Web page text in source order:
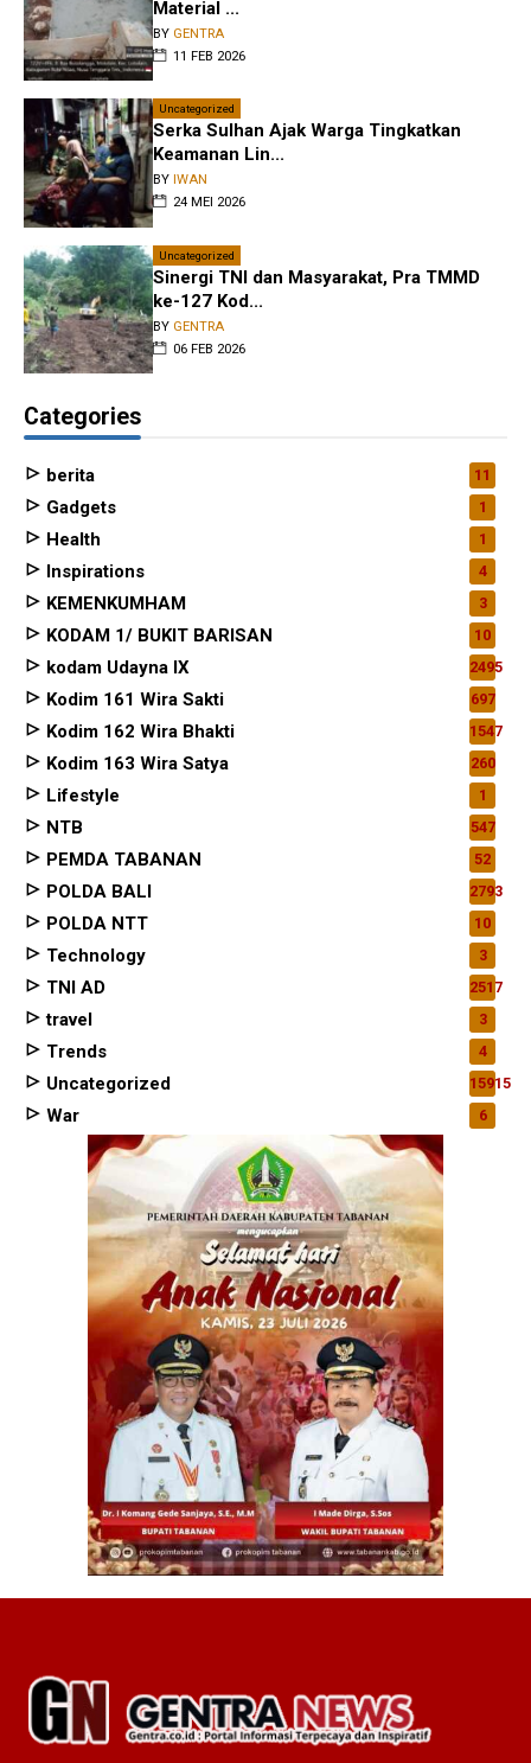
Material ...
BY GENTRA
11 FEB 2026
Uncategorized
Serka Sulhan Ajak Warga Tingkatkan
Keamanan Lin...
BY IWAN
24 MEI 2026
Uncategorized
Sinergi TNI dan Masyarakat, Pra TMMD
ke-127 Kod...
BY GENTRA
06 FEB 2026
Categories
berita 11
Gadgets 1
Health 1
Inspirations 4
KEMENKUMHAM 3
KODAM 1/ BUKIT BARISAN 10
kodam Udayna IX 2495
Kodim 161 Wira Sakti 697
Kodim 162 Wira Bhakti 1547
Kodim 163 Wira Satya 260
Lifestyle 1
NTB 547
PEMDA TABANAN 52
POLDA BALI 2793
POLDA NTT 10
Technology 3
TNI AD 2517
travel 3
Trends 4
Uncategorized 15915
War 6